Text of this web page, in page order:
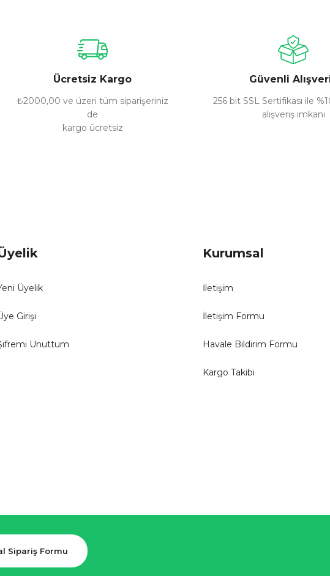
Ücretsiz Kargo
₺2000,00 ve üzeri tüm siparişeriniz
de
kargo ücretsiz
Güvenli
256 bit SSL Sertifikası ile
alışveriş imkanı
Üyelik
Girişi
Unuttum
Kurumsal
İletişim
İletişim Formu
Havale Bildirim Formu
Kargo Takibi
Sipariş Formu